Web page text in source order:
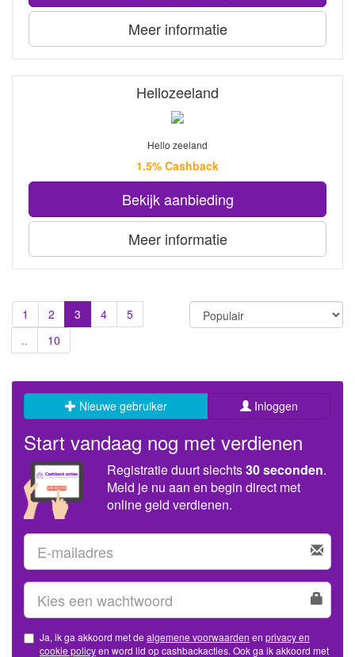
Meer informatie
Hellozeeland
Hello zeeland
1.5% Cashback
Bekijk aanbieding
Meer informatie
1 2 3 4
5
..
10
Nieuwe gebruiker Inloggen
Start vandaag nog met verdienen
Registratie duurt slechts30 seconden.
Meld je nu aan en begin direct met
online geld verdienen.
Ja, ik ga akkoord met de algemene voorwaarden en privacy en
cookie policy